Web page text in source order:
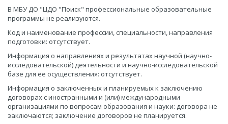
В МБУ ДО "ЦДО "Поиск" профессиональные образовательные
программы не реализуются.
Код и наименование профессии, специальности, направления
подготовки: отсутствует.
Информация о направлениях и результатах научной (научно-
исследовательской) деятельности и научно-исследовательской
базе для ее осуществления: отсутствует.
Информация о заключенных и планируемых к заключению
договорах с иностранными и (или) международными
организациями по вопросам образования и науки: договора не
заключаются; заключение договоров не планируется.